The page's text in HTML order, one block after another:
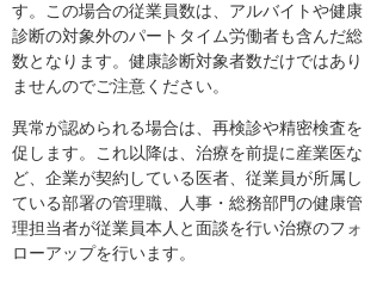
す。この場合の従業員数は、アルバイトや健康
診断の対象外のパートタイム労働者も含んだ総
数となります。健康診断対象者数だけではあり
ませんのでご注意ください。
異常が認められる場合は、再検診や精密検査を
促します。これ以降は、治療を前提に産業医な
ど、企業が契約している医者、従業員が所属し
ている部署の管理職、人事・総務部門の健康管
理担当者が従業員本人と面談を行い治療のフォ
ローアップを行います。